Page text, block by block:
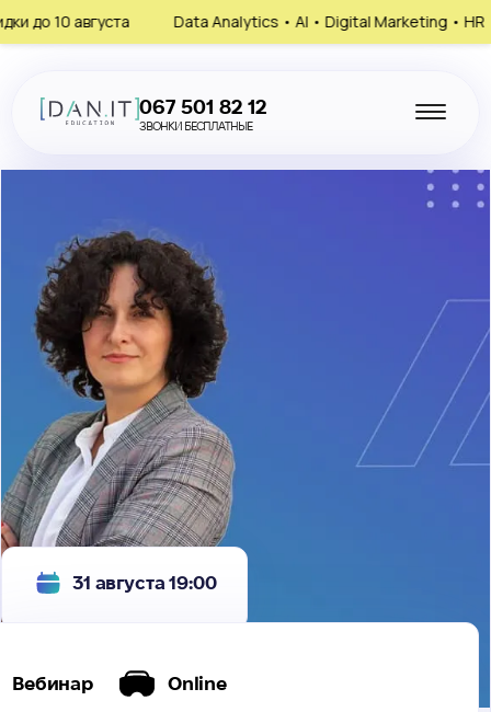
августа Data Analytics • AI • Digital Marketing • HR
067 501 82 12
ЗВОНКИ БЕСПЛАТНЫЕ
Вебинар Online
31 августа 19:00